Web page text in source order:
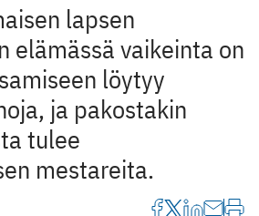
lapsen
elämässä vaikeinta on
löytyy
ja pakostakin
tulee
mestareita.